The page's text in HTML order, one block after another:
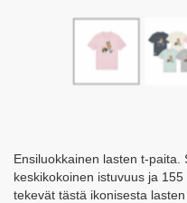
Ensiluokkainen lasten t-paita.
keskikokoinen istuvuus ja
tekevät tästä ikonisesta